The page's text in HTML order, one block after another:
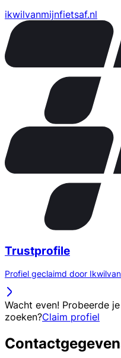
ikwilvanmijnfietsaf.nl
Trustprofile
Profiel geclaimd door
Wacht even! Probeerde
zoeken?Claim profiel